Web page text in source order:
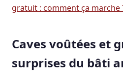
gratuit : comment ça marche
Caves voûtées et
surprises du bâti